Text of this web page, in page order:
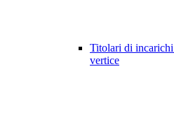
Titolari di
vertice